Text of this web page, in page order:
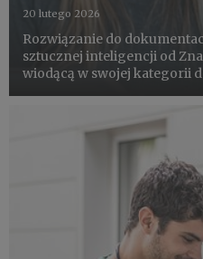
20 lutego 2026
Rozwiązanie do
sztucznej inteligencji od
wiodącą w swojej kategorii
bezpieczeństwo i